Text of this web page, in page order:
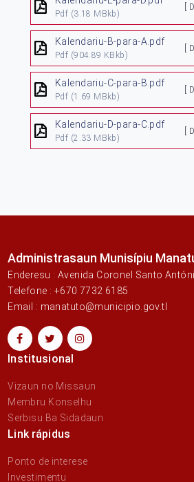
Pdf (3.18 MBkb)
[
Kalendariu-B-para-A.pdf
Pdf (904.89 KBkb)
[
Kalendariu-C-para-B.pdf
Pdf (1.69 MBkb)
[
Kalendariu-D-para-C.pdf
Pdf (2.33 MBkb)
[
Administrasaun Munisípiu
Enderesu : Avenida Coronel Santo
Telefone : +670 7732 6185
Email : manatuto@municipio.gov.tl
Institusional
Vizaun no Missaun
Membru Konselhu
Serbisu Ba Sidadaun
Link rápidus
Ponto de interese
Investimentu